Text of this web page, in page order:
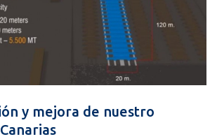
y mejora de nuestro